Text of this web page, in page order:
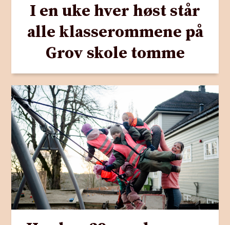
I en uke hver høst står
alle klasserommene på
Grov skole tomme